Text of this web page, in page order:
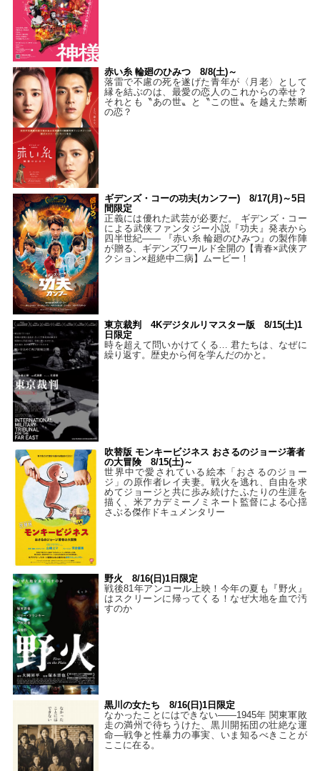
赤い糸 輪廻のひみつ 8/8(土)～
落雷で不慮の死を遂げた青年が〈月老〉として
縁を結ぶのは、最愛の恋人のこれからの幸せ？
それとも〝あの世〟と〝この世〟を越えた禁断
の恋？
ギデンズ・コーの功夫(カンフー) 8/17(月)～5日
間限定
正義には優れた武芸が必要だ。 ギデンズ・コー
による武侠ファンタジー小説『功夫』発表から
四半世紀―― 『赤い糸 輪廻のひみつ』の製作陣
が贈る、ギデンズワールド全開の【青春×武侠ア
クション×超絶中二病】ムービー！
東京裁判 4Kデジタルリマスター版 8/15(土)1
日限定
時を超えて問いかけてくる… 君たちは、なぜに
繰り返す。歴史から何を学んだのかと。
吹替版 モンキービジネス おさるのジョージ著者
の大冒険 8/15(土)～
世界中で愛されている絵本「おさるのジョー
ジ」の原作者レイ夫妻。戦火を逃れ、自由を求
めてジョージと共に歩み続けたふたりの生涯を
描く、米アカデミーノミネート監督による心揺
さぶる傑作ドキュメンタリー
野火 8/16(日)1日限定
戦後81年アンコール上映！今年の夏も『野火』
はスクリーンに帰ってくる！なぜ大地を血で汚
すのか
黒川の女たち 8/16(日)1日限定
なかったことにはできない——1945年 関東軍敗
走の満州で待ちうけた、黒川開拓団の壮絶な運
命―戦争と性暴力の事実、いま知るべきことが
ここに在る。